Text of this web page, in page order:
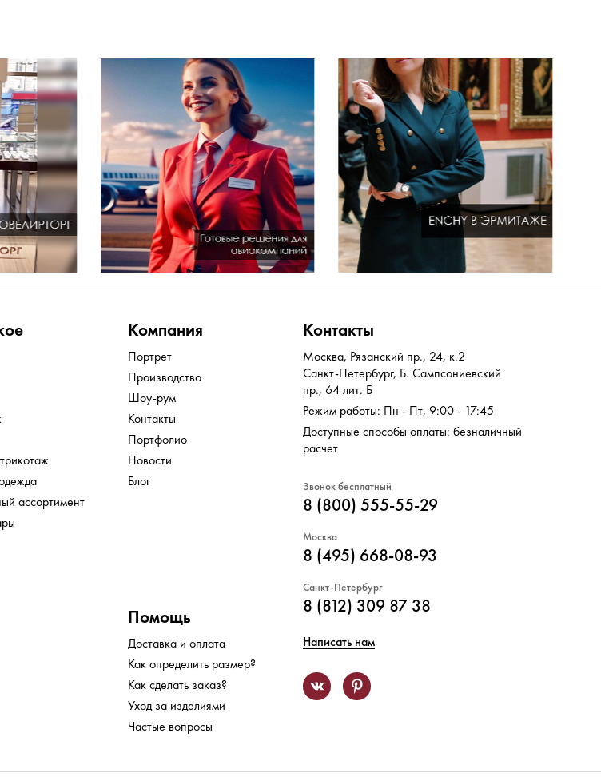
ассортимент
Компания
Портрет
Производство
Шоу-рум
Контакты
Портфолио
Новости
Блог
Помощь
Доставка и оплата
Как определить размер?
Как сделать заказ?
Уход за изделиями
Частые вопросы
Контакты
Москва, Рязанский пр., 24, к.2
Санкт-Петербург, Б. Сампсониевский
пр., 64 лит. Б
Режим работы: Пн - Пт, 9:00 - 17:45
Доступные способы оплаты: безналичный
расчет
Звонок бесплатный
8 (800) 555-55-29
Москва
8 (495) 668-08-93
Санкт-Петербург
8 (812) 309 87 38
Написать нам